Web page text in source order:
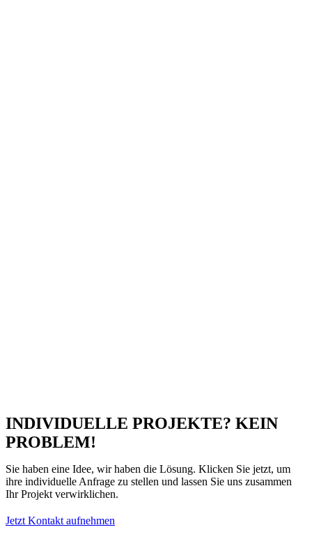
INDIVIDUELLE PROJEKTE? KEIN
PROBLEM!
Sie haben eine Idee, wir haben die Lösung. Klicken Sie jetzt, um
ihre individuelle Anfrage zu stellen und lassen Sie uns zusammen
Ihr Projekt verwirklichen.
Jetzt Kontakt aufnehmen